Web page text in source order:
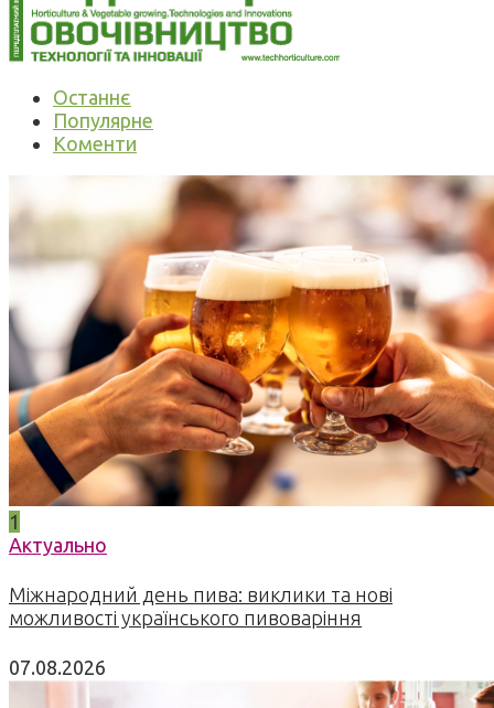
Останнє
Популярне
Коменти
1
Актуально
Міжнародний день пива: виклики та нові
можливості українського пивоваріння
07.08.2026